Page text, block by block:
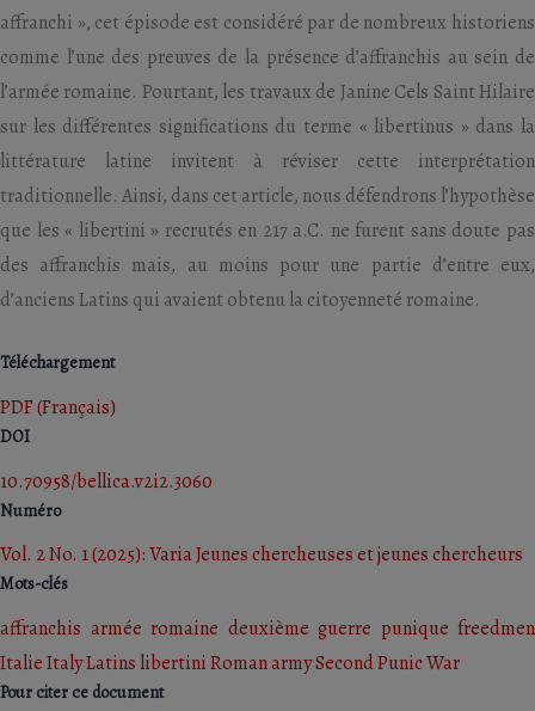
affranchi », cet épisode est considéré par de nombreux historiens
comme l’une des preuves de la présence d’affranchis au sein de
l’armée romaine. Pourtant, les travaux de Janine Cels Saint Hilaire
sur les différentes significations du terme « libertinus » dans la
littérature latine invitent à réviser cette interprétation
traditionnelle. Ainsi, dans cet article, nous défendrons l’hypothèse
que les « libertini » recrutés en 217 a.C. ne furent sans doute pas
des affranchis mais, au moins pour une partie d’entre eux,
d’anciens Latins qui avaient obtenu la citoyenneté romaine.
Téléchargement
PDF (Français)
DOI
10.70958/bellica.v2i2.3060
Numéro
Vol. 2 No. 1 (2025): Varia Jeunes chercheuses et jeunes chercheurs
Mots-clés
affranchis armée romaine deuxième guerre punique freedmen
ItalieItalyLatins libertiniRoman armySecond Punic War
Pour citer ce document